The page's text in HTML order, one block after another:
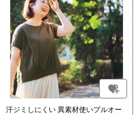
汗ジミしにくい 異素材使いプルオー